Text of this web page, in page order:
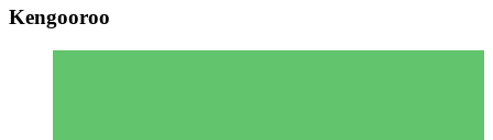
Kengooroo